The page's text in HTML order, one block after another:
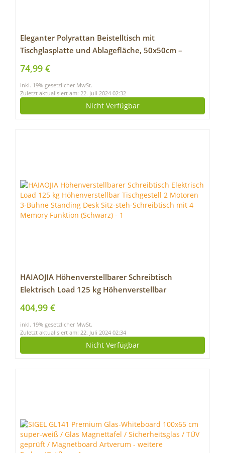
Eleganter Polyrattan Beistelltisch mit
Tischglasplatte und Ablagefläche, 50x50cm –
Braun – Gartentisch Teetisch Gartenmöbel
Rattanmöbel
74,99 €
inkl. 19% gesetzlicher MwSt.
Zuletzt aktualisiert am: 22. Juli 2024 02:32
Nicht Verfügbar
HAIAOJIA Höhenverstellbarer Schreibtisch
Elektrisch Load 125 kg Höhenverstellbar
Tischgestell 2 Motoren 3-Bühne Standing Desk
Sitz-steh-Schreibtisch mit 4 Memory Funktion
(Schwarz)
404,99 €
inkl. 19% gesetzlicher MwSt.
Zuletzt aktualisiert am: 22. Juli 2024 02:34
Nicht Verfügbar